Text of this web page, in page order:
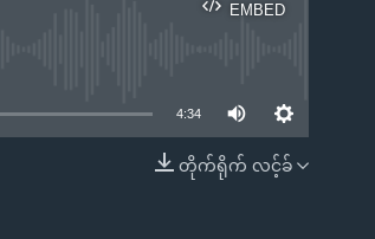
EMBED
EMBED
4:34
တိုက်ရိုက် လင့်ခ်